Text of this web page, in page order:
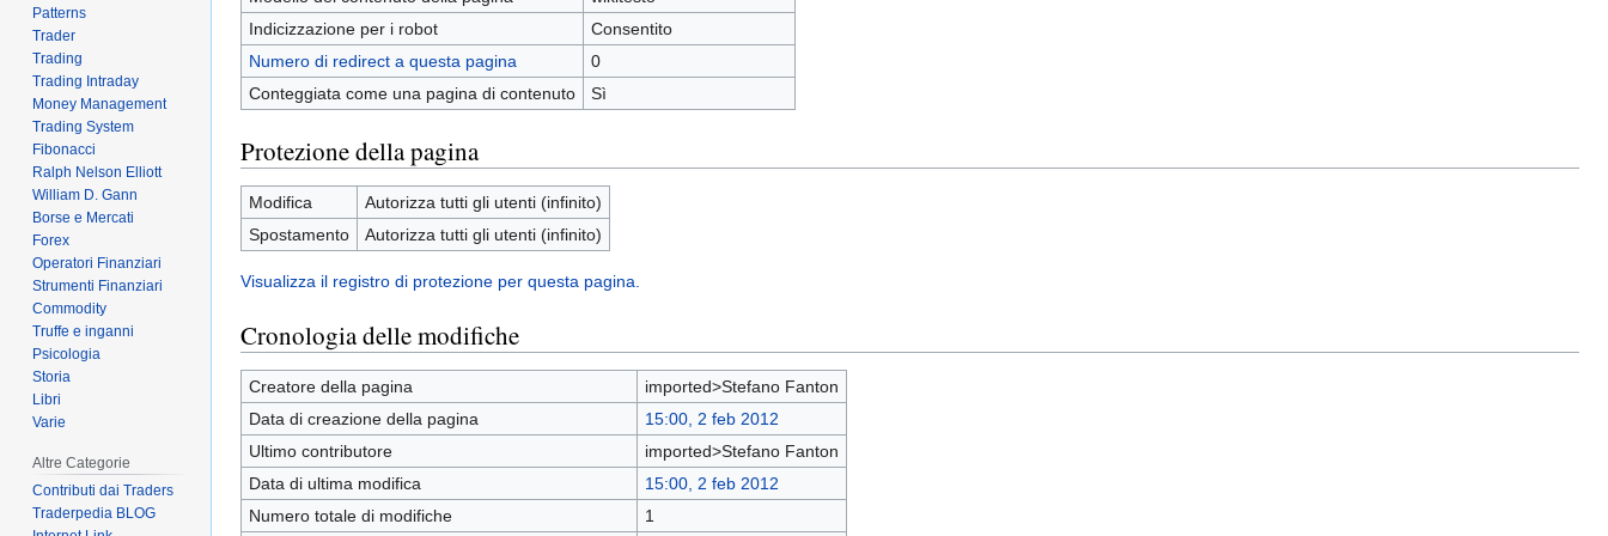
Indicizzazione per i robot
Consentito
Numero di redirect a questa pagina
0
Conteggiata come una pagina di contenuto
Sì
Protezione della pagina
Modifica
Autorizza tutti gli utenti (infinito)
Spostamento
Autorizza tutti gli utenti (infinito)
Visualizza il registro di protezione per questa pagina.
Cronologia delle modifiche
Creatore della pagina
imported>Stefano Fanton
Data di creazione della pagina
15:00, 2 feb 2012
Ultimo contributore
imported>Stefano Fanton
Data di ultima modifica
15:00, 2 feb 2012
Numero totale di modifiche
1
Patterns
Trader
Trading
Trading Intraday
Money Management
Trading System
Fibonacci
Ralph Nelson Elliott
William D. Gann
Borse e Mercati
Forex
Operatori Finanziari
Strumenti Finanziari
Commodity
Truffe e inganni
Psicologia
Storia
Libri
Varie
Altre Categorie
Contributi dai Traders
Traderpedia BLOG